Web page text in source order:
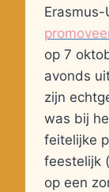
op 7
avonds
zijn
was bij
feitelijke
feestelijk
op een